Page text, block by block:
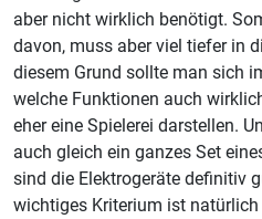
aber nicht wirklich benötigt.
davon, muss aber viel tiefer in
diesem Grund sollte man sich
welche Funktionen auch
eher eine Spielerei darstellen.
auch gleich ein ganzes Set
sind die Elektrogeräte definitiv
wichtiges Kriterium ist natürlich